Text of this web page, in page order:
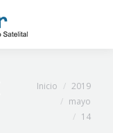
Estás aquí:
Inicio
2019
mayo
14